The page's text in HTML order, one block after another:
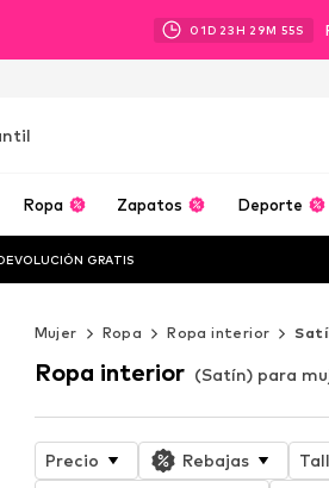
01D 23H 29M 52S
Ropa Zapatos Deporte
GRATIS
Mujer Ropa Ropa interior
Ropa interior (Satín) para
Precio Rebajas